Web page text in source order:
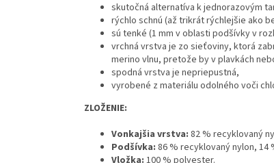
skutočná alternatíva k jednorazovým
rýchlo schnú (až trikrát rýchlejšie ako
sú tenké (1 mm v oblasti podšívky v
vrchná vrstva je zo sieťoviny, ktorá
merino vlnu, pretože by v plavkách
spodná vrstva je nepriepustná,
vyrobené z materiálu odolného voči
ZLOŽENIE:
Vonkajšia vrstva: 82 % recyklovaný
Podšívka: 86 % recyklovaný nylon, 14